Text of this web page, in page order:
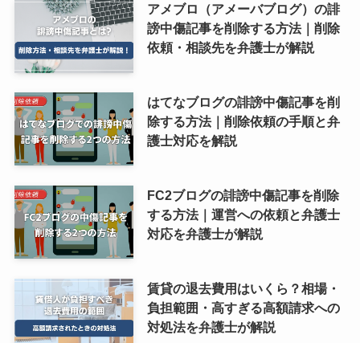
アメブロ（アメーバブログ）の誹
謗中傷記事を削除する方法｜削除
依頼・相談先を弁護士が解説
はてなブログの誹謗中傷記事を削
除する方法｜削除依頼の手順と弁
護士対応を解説
FC2ブログの誹謗中傷記事を削除
する方法｜運営への依頼と弁護士
対応を弁護士が解説
賃貸の退去費用はいくら？相場・
負担範囲・高すぎる高額請求への
対処法を弁護士が解説